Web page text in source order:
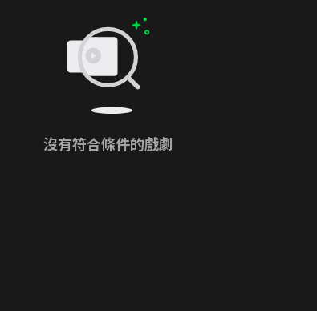
沒有符合條件的戲劇